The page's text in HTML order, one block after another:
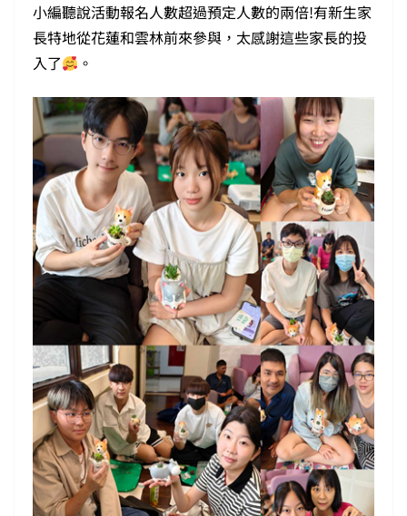
小編聽說活動報名人數超過預定人數的兩倍!有新生家
長特地從花蓮和雲林前來參與，太感謝這些家長的投
入了
。